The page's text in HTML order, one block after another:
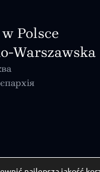
Polsce
Warszawska